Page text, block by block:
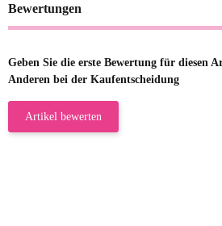
Bewertungen
Geben Sie die erste Bewertung für diesen
Anderen bei der Kaufentscheidung
Artikel bewerten